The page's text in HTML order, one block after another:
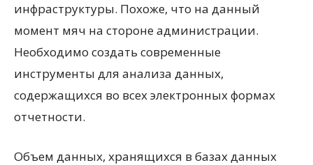
инфраструктуры. Похоже, что на данный
момент мяч на стороне администрации.
Необходимо создать современные
инструменты для анализа данных,
содержащихся во всех электронных формах
отчетности.
Объем данных, хранящихся в базах данных